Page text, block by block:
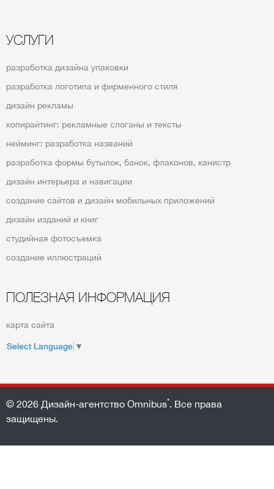
УСЛУГИ
разработка дизайна упаковки
разработка логотипа и фирменного стиля
дизайн рекламы
копирайтинг: рекламные слоганы и тексты
нейминг: разработка названий
разработка формы бутылок, банок, флаконов, канистр
дизайн интерьера и навигации
создание сайтов и дизайн мобильных приложений
дизайн изданий и книг
студийная фотосъемка
создание иллюстраций
ПОЛЕЗНАЯ ИНФОРМАЦИЯ
карта сайта
Select Language ▼
© 2026 Дизайн-агентство Omnibus*. Все права
защищены.